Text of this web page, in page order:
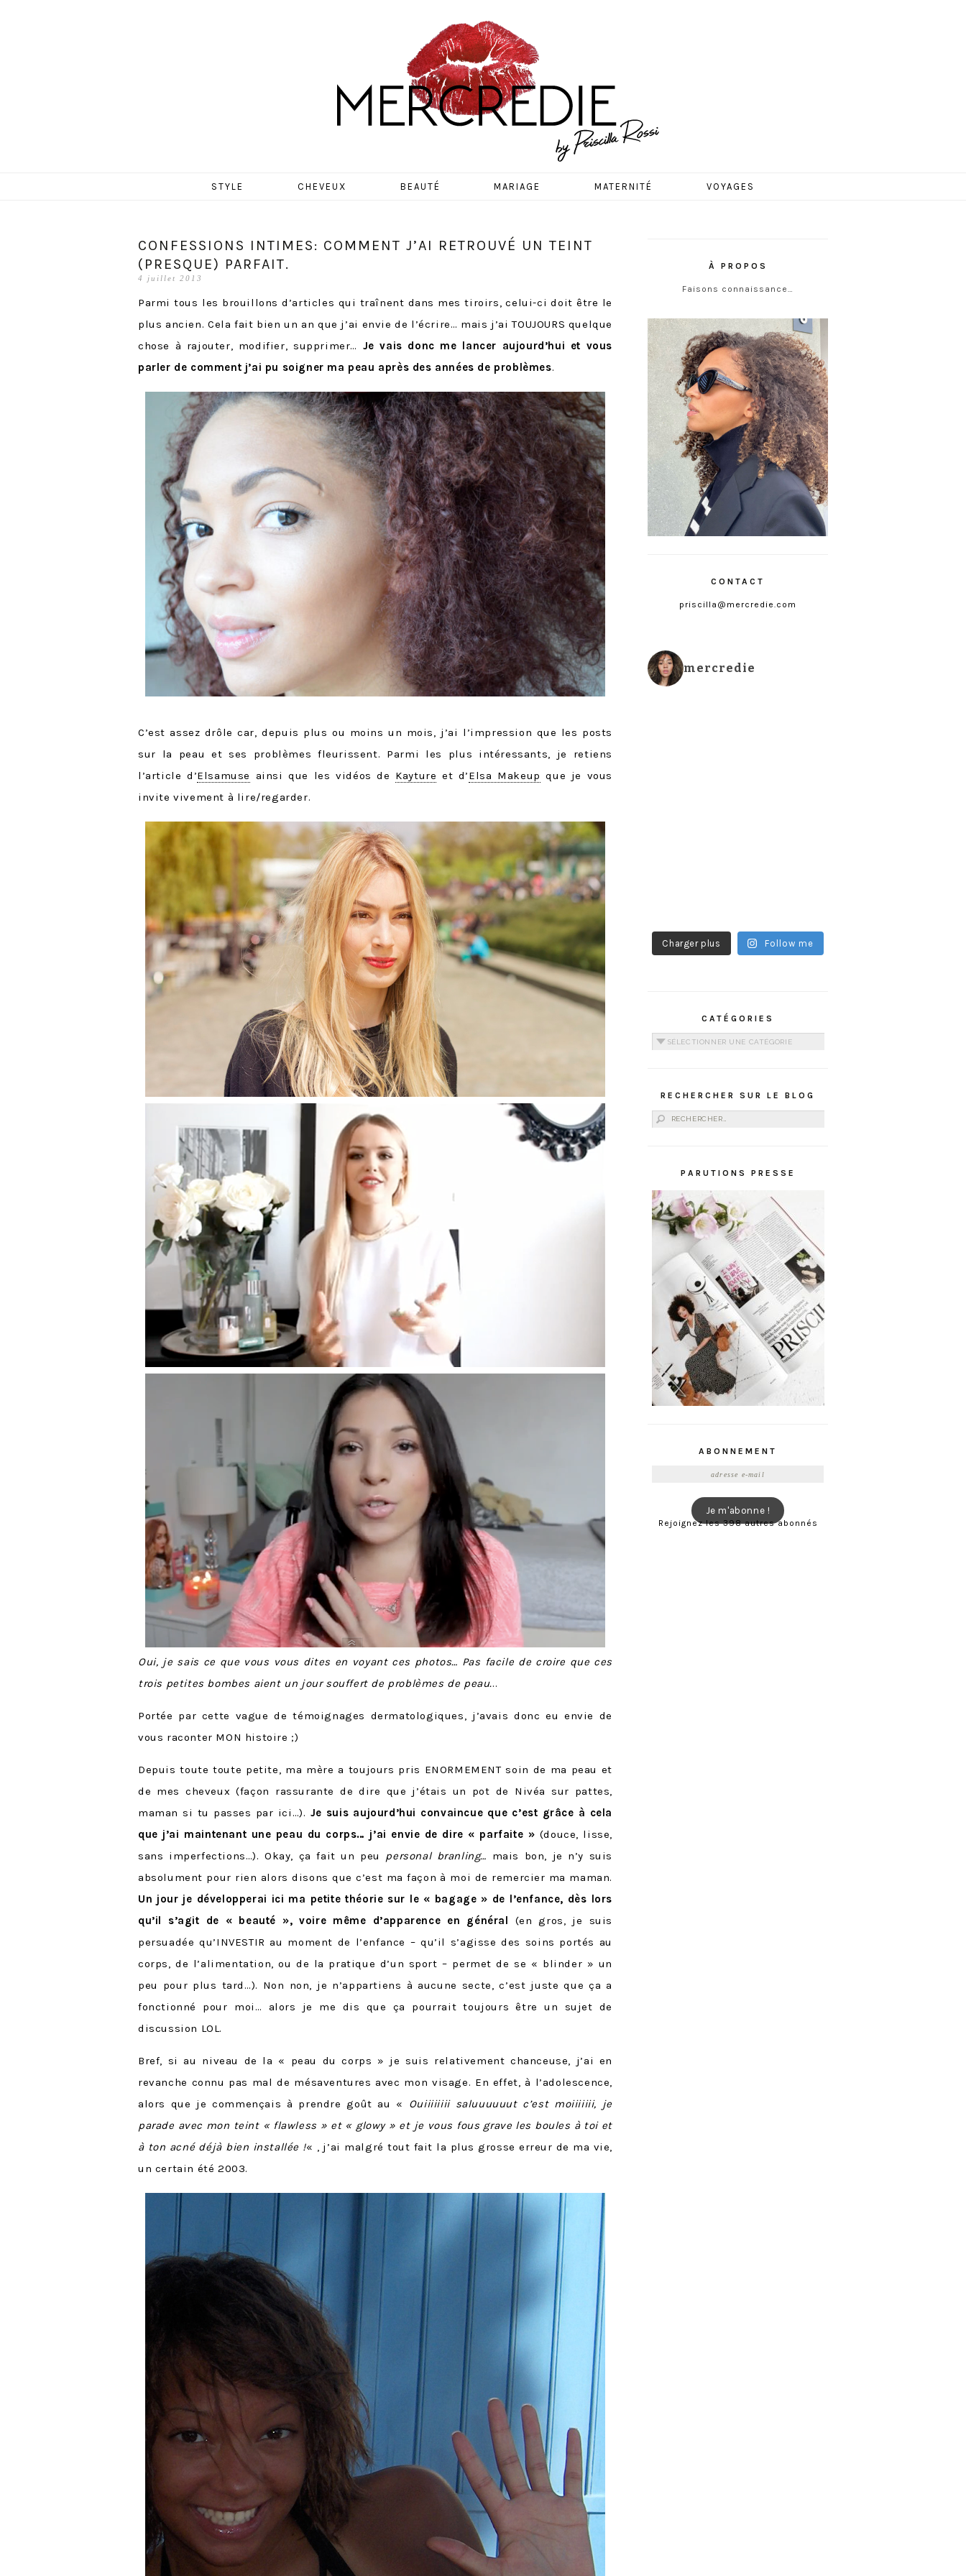
MERCREDIE
STYLE CHEVEUX BEAUTÉ MARIAGE MATERNITÉ VOYAGES
CONFESSIONS INTIMES: COMMENT J’AI RETROUVÉ UN TEINT
(PRESQUE) PARFAIT.
4 juillet 2013
Parmi tous les brouillons d’articles qui traînent dans mes tiroirs, celui-ci doit être le
plus ancien. Cela fait bien un an que j’ai envie de l’écrire… mais j’ai TOUJOURS quelque
chose à rajouter, modifier, supprimer… Je vais donc me lancer aujourd’hui et vous
parler de comment j’ai pu soigner ma peau après des années de problèmes.
C’est assez drôle car, depuis plus ou moins un mois, j’ai l’impression que les posts
sur la peau et ses problèmes fleurissent. Parmi les plus intéressants, je retiens
l’article d’Elsamuse ainsi que les vidéos de Kayture et d’Elsa Makeup que je vous
invite vivement à lire/regarder.
Oui, je sais ce que vous vous dites en voyant ces photos… Pas facile de croire que ces
trois petites bombes aient un jour souffert de problèmes de peau...
Portée par cette vague de témoignages dermatologiques, j’avais donc eu envie de
vous raconter MON histoire ;)
Depuis toute toute petite, ma mère a toujours pris ENORMEMENT soin de ma peau et
de mes cheveux (façon rassurante de dire que j’étais un pot de Nivéa sur pattes,
maman si tu passes par ici…). Je suis aujourd’hui convaincue que c’est grâce à cela
que j’ai maintenant une peau du corps… j’ai envie de dire « parfaite » (douce, lisse,
sans imperfections…). Okay, ça fait un peu personal branling… mais bon, je n’y suis
absolument pour rien alors disons que c’est ma façon à moi de remercier ma maman.
Un jour je développerai ici ma petite théorie sur le « bagage » de l’enfance, dès lors
qu’il s’agit de « beauté », voire même d’apparence en général (en gros, je suis
persuadée qu’INVESTIR au moment de l’enfance – qu’il s’agisse des soins portés au
corps, de l’alimentation, ou de la pratique d’un sport – permet de se « blinder » un
peu pour plus tard…). Non non, je n’appartiens à aucune secte, c’est juste que ça a
fonctionné pour moi… alors je me dis que ça pourrait toujours être un sujet de
discussion LOL.
Bref, si au niveau de la « peau du corps » je suis relativement chanceuse, j’ai en
revanche connu pas mal de mésaventures avec mon visage. En effet, à l’adolescence,
alors que je commençais à prendre goût au « Ouiiiiiiii saluuuuuut c’est moiiiiiii, je
parade avec mon teint « flawless » et « glowy » et je vous fous grave les boules à toi et
à ton acné déjà bien installée !« , j’ai malgré tout fait la plus grosse erreur de ma vie,
un certain été 2003.
À PROPOS
Faisons connaissance…
CONTACT
priscilla@mercredie.com
mercredie
Charger plus Follow me
CATÉGORIES
Catégories
RECHERCHER SUR LE BLOG
Rechercher :
PARUTIONS PRESSE
ABONNEMENT
Je m'abonne !
Rejoignez les 398 autres abonnés